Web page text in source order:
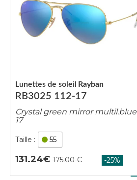
RB3025 112-17
Lunettes de soleil Rayban
Crystal green mirror multil.blue
17
55
131.24